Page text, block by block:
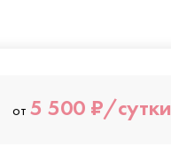
от 5 500 ₽/сутки